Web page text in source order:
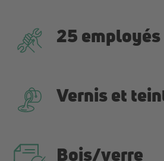
25 employés
Vernis et
Bois/verre